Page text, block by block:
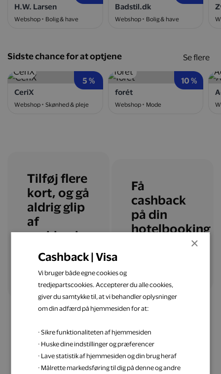
H.W. Larsen
Webshop Bolig & have
Badstil.dk
Webshop Bolig & have
Sidste chance for at optjene
5 %
CeriX
Webshop Skønhed & pleje
10 %
forét
Webshop Mode
Se flere
Tilføj flere
kort, og gå
aldrig glip
af
cashback
Tilføj flere kort
Få
cashback
på din
hotelbooking
Få inspiration til din
×
Cashback | Visa
Vi bruger både egne cookies og
tredjepartscookies. Accepterer du alle cookies,
giver du samtykke til, at vi behandler oplysninger
om din adfærd på hjemmesiden for at:
· Sikre funktionaliteten af hjemmesiden
· Huske dine indstillinger og præferencer
· Lave statistik af hjemmesiden og din brug heraf
· Målrette markedsføring til dig på denne og andre